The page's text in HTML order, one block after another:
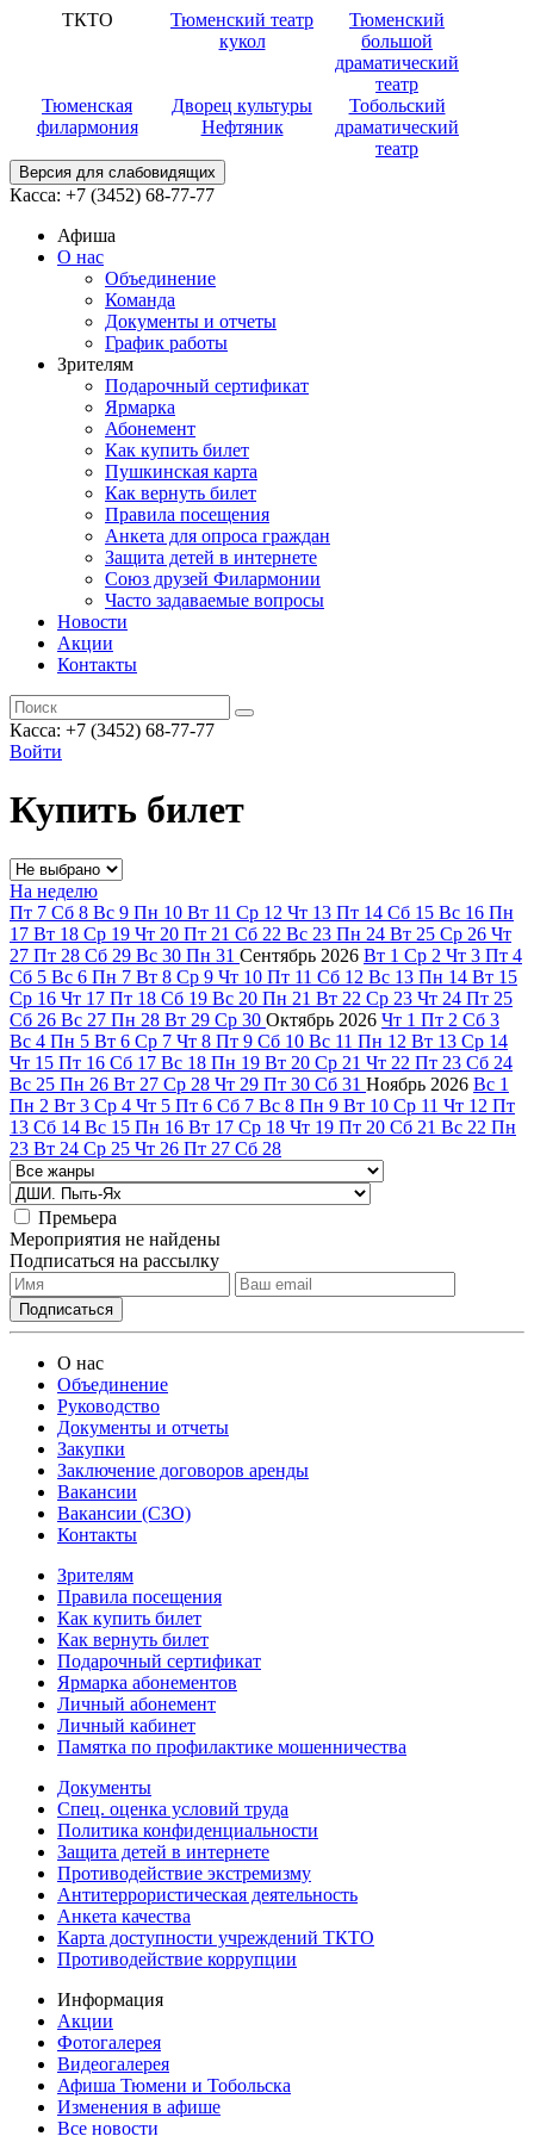
ТКТО
Тюменский театр
кукол
Тюменский
большой
драматический
театр
Тюменская
филармония
Дворец культуры
Нефтяник
Тобольский
драматический
театр
Версия для слабовидящих
Касса: +7 (3452) 68-77-77
Афиша
О нас
Объединение
Команда
Документы и отчеты
График работы
Зрителям
Подарочный сертификат
Ярмарка
Абонемент
Как купить билет
Пушкинская карта
Как вернуть билет
Правила посещения
Анкета для опроса граждан
Защита детей в интернете
Союз друзей Филармонии
Часто задаваемые вопросы
Новости
Акции
Контакты
Касса: +7 (3452) 68-77-77
Войти
Купить билет
На неделю
Пт 7 Сб 8 Вс 9 Пн 10 Вт 11 Ср 12 Чт 13 Пт 14 Сб 15 Вс 16 Пн
17 Вт 18 Ср 19 Чт 20 Пт 21 Сб 22 Вс 23 Пн 24 Вт 25 Ср 26 Чт
27 Пт 28 Сб 29 Вс 30 Пн 31 Сентябрь 2026 Вт 1 Ср 2 Чт 3 Пт 4
Сб 5 Вс 6 Пн 7 Вт 8 Ср 9 Чт 10 Пт 11 Сб 12 Вс 13 Пн 14 Вт 15
Ср 16 Чт 17 Пт 18 Сб 19 Вс 20 Пн 21 Вт 22 Ср 23 Чт 24 Пт 25
Сб 26 Вс 27 Пн 28 Вт 29 Ср 30 Октябрь 2026 Чт 1 Пт 2 Сб 3
Вс 4 Пн 5 Вт 6 Ср 7 Чт 8 Пт 9 Сб 10 Вс 11 Пн 12 Вт 13 Ср 14
Чт 15 Пт 16 Сб 17 Вс 18 Пн 19 Вт 20 Ср 21 Чт 22 Пт 23 Сб 24
Вс 25 Пн 26 Вт 27 Ср 28 Чт 29 Пт 30 Сб 31 Ноябрь 2026 Вс 1
Пн 2 Вт 3 Ср 4 Чт 5 Пт 6 Сб 7 Вс 8 Пн 9 Вт 10 Ср 11 Чт 12 Пт
13 Сб 14 Вс 15 Пн 16 Вт 17 Ср 18 Чт 19 Пт 20 Сб 21 Вс 22 Пн
23 Вт 24 Ср 25 Чт 26 Пт 27 Сб 28
Премьера
Мероприятия не найдены
Подписаться на рассылку
О нас
Объединение
Руководство
Документы и отчеты
Закупки
Заключение договоров аренды
Вакансии
Вакансии (СЗО)
Контакты
Зрителям
Правила посещения
Как купить билет
Как вернуть билет
Подарочный сертификат
Ярмарка абонементов
Личный абонемент
Личный кабинет
Памятка по профилактике мошенничества
Документы
Спец. оценка условий труда
Политика конфиденциальности
Защита детей в интернете
Противодействие экстремизму
Антитеррористическая деятельность
Анкета качества
Карта доступности учреждений ТКТО
Противодействие коррупции
Информация
Акции
Фотогалерея
Видеогалерея
Афиша Тюмени и Тобольска
Изменения в афише
Все новости